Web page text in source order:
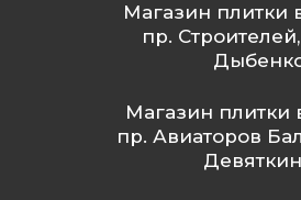
Магазин плитки
пр.
Магазин плитки
пр. Авиаторов